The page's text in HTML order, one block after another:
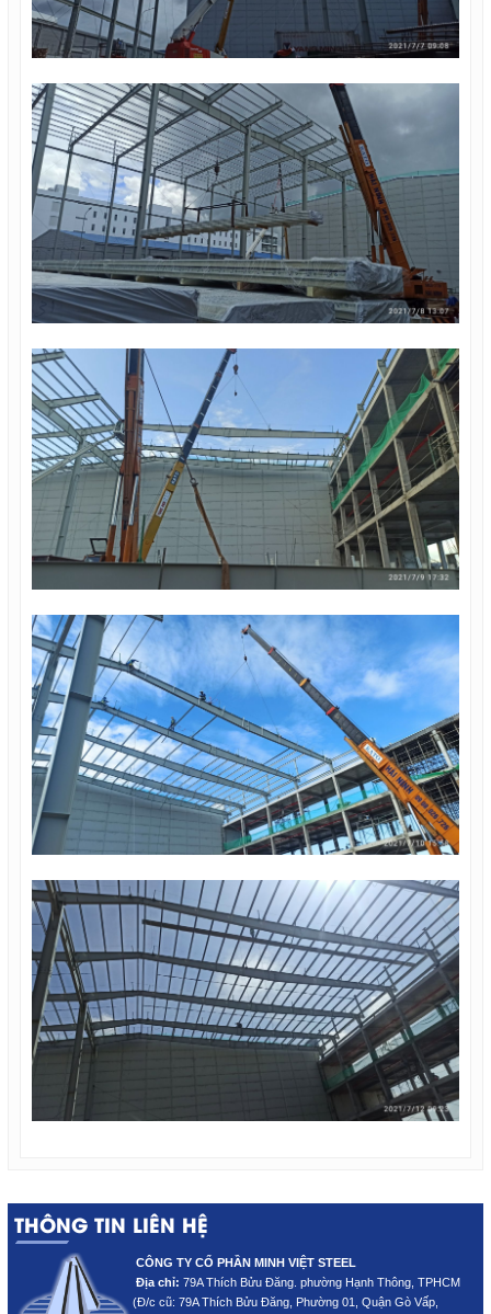
THÔNG TIN LIÊN HỆ
CÔNG TY CỔ PHẦN MINH VIỆT STEEL
Địa chỉ: 79A Thích Bửu Đăng. phường Hạnh Thông, TPHCM
(Đ/c cũ: 79A Thích Bửu Đăng , Phường 01, Quận Gò Vấp,